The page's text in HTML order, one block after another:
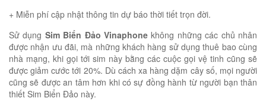
+ Miễn phí cập nhật thông tin dự báo thời tiết trọn đời.
Sử dụng Sim Biển Đảo Vinaphone không những các chủ nhân
được nhận ưu đãi, mà những khách hàng sử dụng thuê bao cùng
nhà mạng, khi gọi tới sim này bằng các cuộc gọi vệ tinh cũng sẽ
được giảm cước tới 20%. Dù cách xa hàng dặm cây số, mọi người
cũng sẽ được an tâm hơn khi có sự đồng hành từ người bạn thân
thiết Sim Biển Đảo này.